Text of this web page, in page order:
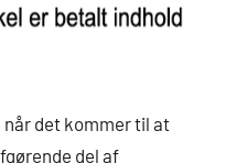
når det kommer til at
del af